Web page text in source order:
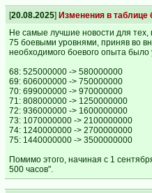
[20.08.2025] Изменения в таблице
Не самые лучшие новости для тех,
75 боевыми уровнями, приняв во
необходимого боевого опыта
68: 525000000 -> 580000000
69: 606000000 -> 750000000
70: 699000000 -> 970000000
71: 808000000 -> 1250000000
72: 936000000 -> 1600000000
73: 1070000000 -> 2100000000
74: 1240000000 -> 2700000000
75: 1440000000 -> 3500000000
Помимо этого, начиная с 1
500 часов".